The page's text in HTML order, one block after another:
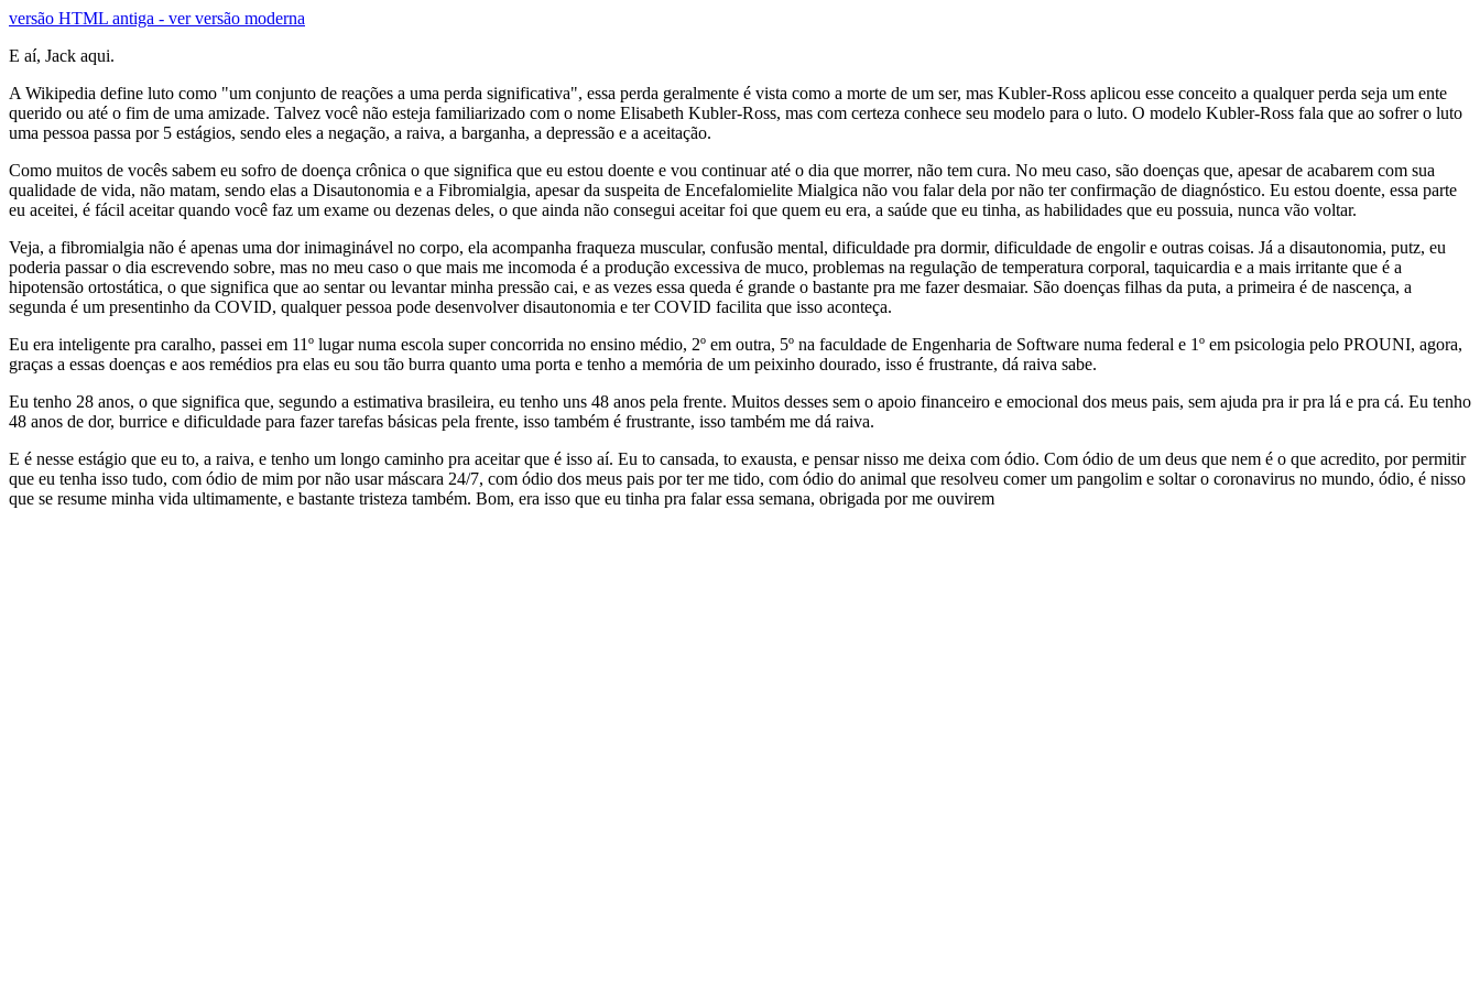
versão HTML antiga - ver versão moderna
E aí, Jack aqui.
A Wikipedia define luto como "um conjunto de reações a uma perda significativa", essa perda geralmente é vista como a morte de um ser, mas Kubler-Ross aplicou esse conceito a qualquer perda seja um ente
querido ou até o fim de uma amizade. Talvez você não esteja familiarizado com o nome Elisabeth Kubler-Ross, mas com certeza conhece seu modelo para o luto. O modelo Kubler-Ross fala que ao sofrer o luto
uma pessoa passa por 5 estágios, sendo eles a negação, a raiva, a barganha, a depressão e a aceitação.
Como muitos de vocês sabem eu sofro de doença crônica o que significa que eu estou doente e vou continuar até o dia que morrer, não tem cura. No meu caso, são doenças que, apesar de acabarem com sua
qualidade de vida, não matam, sendo elas a Disautonomia e a Fibromialgia, apesar da suspeita de Encefalomielite Mialgica não vou falar dela por não ter confirmação de diagnóstico. Eu estou doente, essa parte
eu aceitei, é fácil aceitar quando você faz um exame ou dezenas deles, o que ainda não consegui aceitar foi que quem eu era, a saúde que eu tinha, as habilidades que eu possuia, nunca vão voltar.
Veja, a fibromialgia não é apenas uma dor inimaginável no corpo, ela acompanha fraqueza muscular, confusão mental, dificuldade pra dormir, dificuldade de engolir e outras coisas. Já a disautonomia, putz, eu
poderia passar o dia escrevendo sobre, mas no meu caso o que mais me incomoda é a produção excessiva de muco, problemas na regulação de temperatura corporal, taquicardia e a mais irritante que é a
hipotensão ortostática, o que significa que ao sentar ou levantar minha pressão cai, e as vezes essa queda é grande o bastante pra me fazer desmaiar. São doenças filhas da puta, a primeira é de nascença, a
segunda é um presentinho da COVID, qualquer pessoa pode desenvolver disautonomia e ter COVID facilita que isso aconteça.
Eu era inteligente pra caralho, passei em 11º lugar numa escola super concorrida no ensino médio, 2º em outra, 5º na faculdade de Engenharia de Software numa federal e 1º em psicologia pelo PROUNI, agora,
graças a essas doenças e aos remédios pra elas eu sou tão burra quanto uma porta e tenho a memória de um peixinho dourado, isso é frustrante, dá raiva sabe.
Eu tenho 28 anos, o que significa que, segundo a estimativa brasileira, eu tenho uns 48 anos pela frente. Muitos desses sem o apoio financeiro e emocional dos meus pais, sem ajuda pra ir pra lá e pra cá. Eu tenho
48 anos de dor, burrice e dificuldade para fazer tarefas básicas pela frente, isso também é frustrante, isso também me dá raiva.
E é nesse estágio que eu to, a raiva, e tenho um longo caminho pra aceitar que é isso aí. Eu to cansada, to exausta, e pensar nisso me deixa com ódio. Com ódio de um deus que nem é o que acredito, por permitir
que eu tenha isso tudo, com ódio de mim por não usar máscara 24/7, com ódio dos meus pais por ter me tido, com ódio do animal que resolveu comer um pangolim e soltar o coronavirus no mundo, ódio, é nisso
que se resume minha vida ultimamente, e bastante tristeza também. Bom, era isso que eu tinha pra falar essa semana, obrigada por me ouvirem